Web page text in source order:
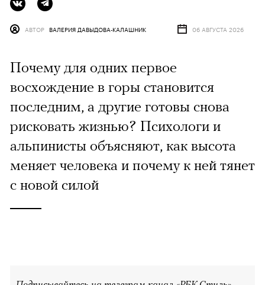
АВТОР ВАЛЕРИЯ ДАВЫДОВА-КАЛАШНИК 06 АВГУСТА 2026
Почему для одних первое
восхождение в горы становится
последним, а другие готовы снова
рисковать жизнью? Психологи и
альпинисты объясняют, как высота
меняет человека и почему к ней тянет
с новой силой